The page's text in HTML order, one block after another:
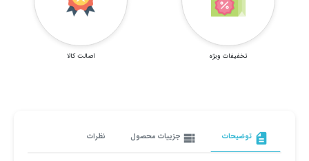
تخفیفات ویژه اصالت کالا
description توضیحات view_list جزییات محصول نظرات